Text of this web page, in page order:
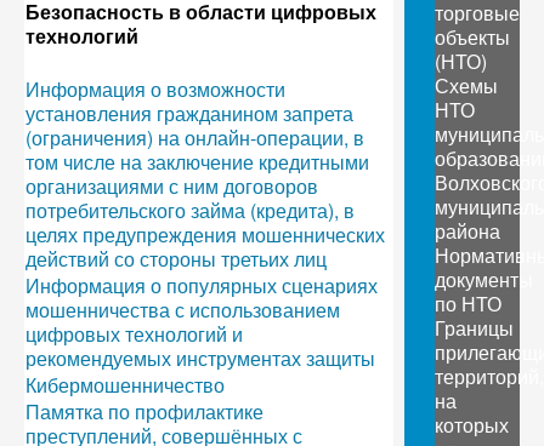
Безопасность в области цифровых
технологий
Информация о возможности
установления гражданином запрета
(ограничения) на онлайн-операции, в
том числе на заключение кредитными
организациями с ним договоров
потребительского займа (кредита), в
целях предупреждения мошеннических
действий со стороны третьих лиц
Информация о популярных сценариях
мошенничества с использованием
цифровых технологий и
рекомендуемых инструментах защиты
Кибермошенничество
Памятка по профилактике
преступлений, совершённых с
торговые
объекты
(НТО)
Схемы
НТО
района
документы
по НТО
Границы
территорий,
на
которых